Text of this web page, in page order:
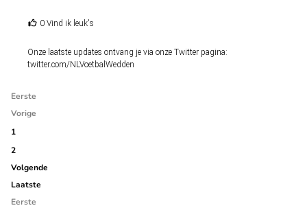
0 Vind ik leuk's
Onze laatste updates ontvang je via onze Twitter pagina:
twitter.com/NLVoetbalWedden
Eerste
Vorige
1
2
Volgende
Laatste
Eerste